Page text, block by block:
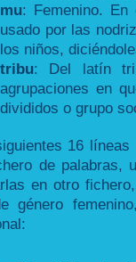
mu: Femenino. En
usado por las
los niños,
tribu: Del latín
agrupaciones en
divididos o grupo
16
de palabras,
en otro
género